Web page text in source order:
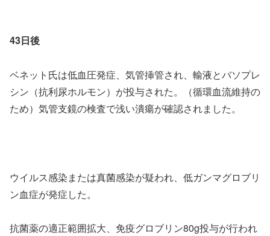
43日後
ベネット氏は低血圧発症、気管挿管され、輸液とバソプレ
シン（抗利尿ホルモン）が投与された。（循環血流維持の
ため）気管支鏡の検査で浅い潰瘍が確認されました。
ウイルス感染または真菌感染が疑われ、低ガンマグロブリ
ン血症が発症した。
抗菌薬の適正範囲拡大、免疫グロブリン80g投与が行われ